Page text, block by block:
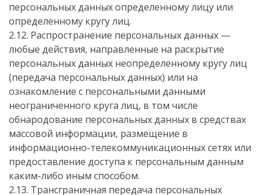
персональных данных определенному лицу или
определенному кругу лиц.
2.12. Распространение персональных данных —
любые действия, направленные на раскрытие
персональных данных неопределенному кругу лиц
(передача персональных данных) или на
ознакомление с персональными данными
неограниченного круга лиц, в том числе
обнародование персональных данных в средствах
массовой информации, размещение в
информационно-телекоммуникационных сетях или
предоставление доступа к персональным данным
каким-либо иным способом.
2.13. Трансграничная передача персональных